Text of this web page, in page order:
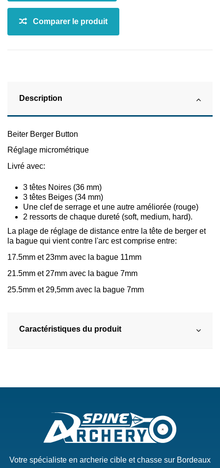
Description
Beiter Berger Button
Réglage micrométrique
Livré avec:
3 têtes Noires (36 mm)
3 têtes Beiges (34 mm)
Une clef de serrage et une autre améliorée (rouge)
2 ressorts de chaque dureté (soft, medium, hard).
La plage de réglage de distance entre la tête de berger et
la bague qui vient contre l'arc est comprise entre:
17.5mm et 23mm avec la bague 11mm
21.5mm et 27mm avec la bague 7mm
25.5mm et 29,5mm avec la bague 7mm
Caractéristiques du produit
Votre spécialiste en archerie cible et chasse sur Bordeaux